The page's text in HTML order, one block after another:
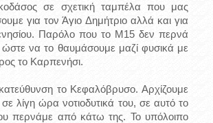
σε σχετική ταμπέλα που μας
για τον Άγιο Δημήτριο αλλά και για
Παρόλο που το Μ15 δεν περνά
ώστε να το θαυμάσουμε μαζί φυσικά με
το Καρπενήσι.
το Κεφαλόβρυσο. Αρχίζουμε
λίγη ώρα νοτιοδυτικά του, σε αυτό το
περνάμε από κάτω της. Το υπόλοιπο